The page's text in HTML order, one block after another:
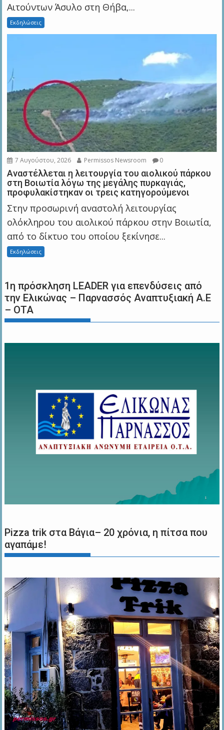
Αιτούντων Άσυλο στη Θήβα,...
Εκδηλώσεις
7 Αυγούστου, 2026 Permissos Newsroom 0
Αναστέλλεται η λειτουργία του αιολικού πάρκου
στη Βοιωτία λόγω της μεγάλης πυρκαγιάς,
προφυλακίστηκαν οι τρεις κατηγορούμενοι
Στην προσωρινή αναστολή λειτουργίας
ολόκληρου του αιολικού πάρκου στην Βοιωτία,
από το δίκτυο του οποίου ξεκίνησε...
Εκδηλώσεις
1η πρόσκληση LEADER για επενδύσεις από
την Ελικώνας – Παρνασσός Αναπτυξιακή Α.Ε
– ΟΤΑ
Pizza trik στα Βάγια– 20 χρόνια, η πίτσα που
αγαπάμε!